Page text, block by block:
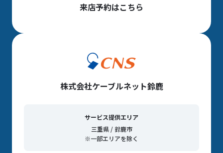
来店予約はこちら
株式会社ケーブルネット鈴鹿
サービス提供エリア
三重県 / 鈴鹿市
※一部エリアを除く